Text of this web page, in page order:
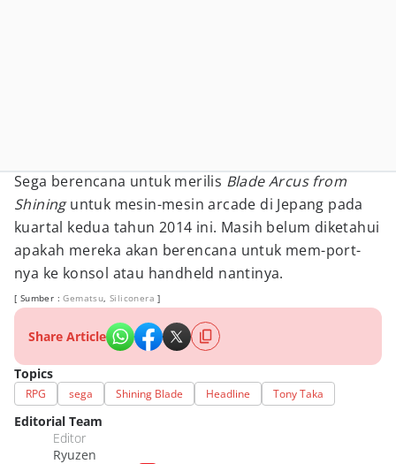
Sega berencana untuk merilis Blade Arcus from
Shininguntuk mesin-mesin arcade di Jepang pada
kuartal kedua tahun 2014 ini. Masih belum diketahui
apakah mereka akan berencana untuk mem-port-
nya ke konsol atau handheld nantinya.
[ Sumber :Gematsu,Siliconera ]
Share Article
Topics
RPG sega Shining Blade Headline Tony Taka
Editorial Team
Editor
Ryuzen